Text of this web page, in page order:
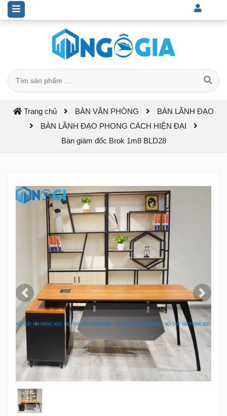
Trang chủ BÀN VĂN PHÒNG
BÀN LÃNH ĐẠO
BÀN LÃNH ĐẠO PHONG CÁCH HIỆN ĐẠI
Bàn giám đốc Brok 1m8 BLD28
Previous Next